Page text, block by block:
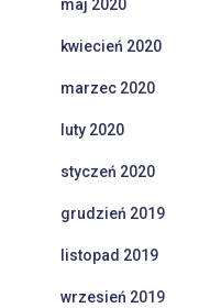
maj 2020
kwiecień 2020
marzec 2020
luty 2020
styczeń 2020
grudzień 2019
listopad 2019
wrzesień 2019